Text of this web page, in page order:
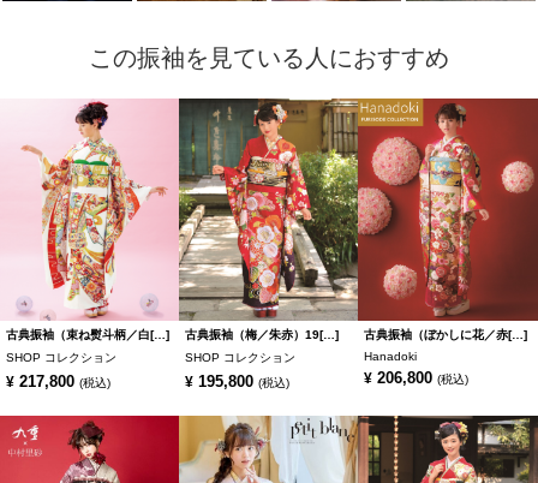
この振袖を見ている人におすすめ
古典振袖（束ね熨斗柄／白[…]
SHOP コレクション
¥ 217,800 (税込)
古典振袖（梅／朱赤）19[…]
SHOP コレクション
¥ 195,800 (税込)
古典振袖（ぼかしに花／赤[…]
Hanadoki
¥ 206,800 (税込)